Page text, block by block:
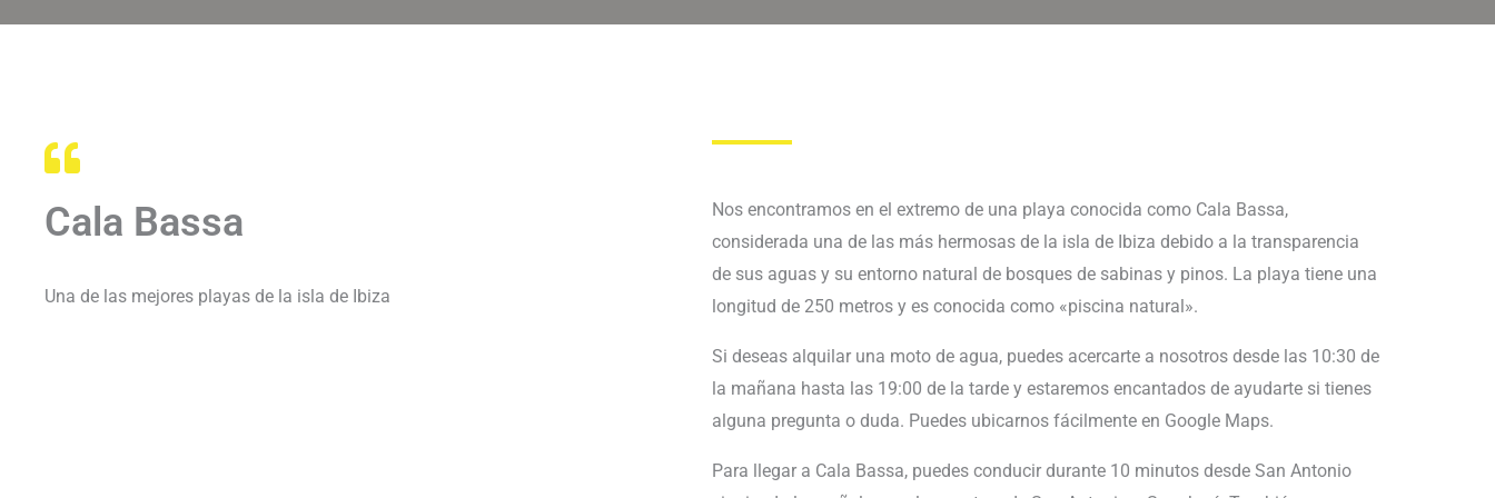
Cala Bassa
Una de las mejores playas de la isla de Ibiza
Nos encontramos en el extremo de una playa conocida como Cala Bassa,
considerada una de las más hermosas de la isla de Ibiza debido a la transparencia
de sus aguas y su entorno natural de bosques de sabinas y pinos. La playa tiene una
longitud de 250 metros y es conocida como «piscina natural».
Si deseas alquilar una moto de agua, puedes acercarte a nosotros desde las 10:30 de
la mañana hasta las 19:00 de la tarde y estaremos encantados de ayudarte si tienes
alguna pregunta o duda. Puedes ubicarnos fácilmente en Google Maps.
Para llegar a Cala Bassa, puedes conducir durante 10 minutos desde San Antonio